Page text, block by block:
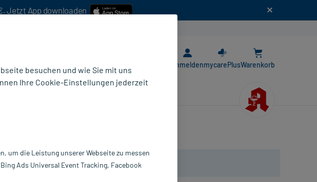
Jetzt App downloaden
AnmeldenmycarePlusWarenkorb
Mindestbestellwert!
besuchen und wie Sie mit uns
Ihre Cookie-Einstellungen jederzeit
um die Leistung unserer Webseite zu messen
Ads Universal Event Tracking, Facebook